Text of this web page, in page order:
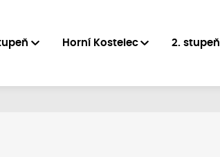
Horní Kostelec 2. stupeň